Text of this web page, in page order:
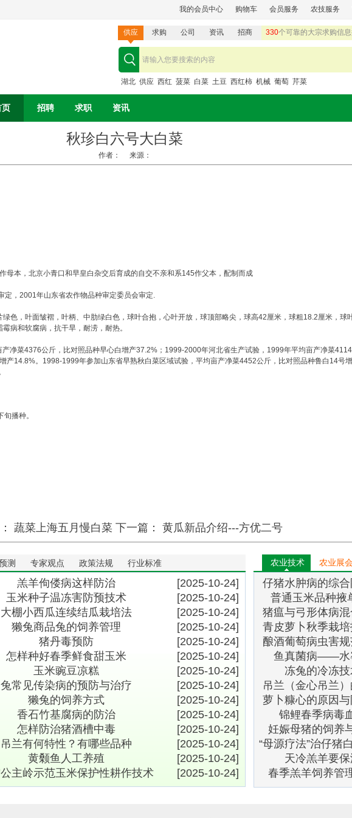
我的会员中心 购物车 会员服务 农技服务
供应 求购 公司 资讯 招商 330个可靠的大宗求购信
湖北 供应 西红 菠菜 白菜 土豆 西红柿 机械 葡萄 芹菜
页 招聘 求职 资讯
秋珍白六号大白菜
作者： 来源：
本，北京小青口和早皇白杂交后育成的自交不亲和系145作父本，配制而成
，2001年山东省农作物品种审定委员会审定.
色，叶面皱褶，叶柄、中肋绿白色，球叶合抱，心叶开放，球顶部略尖，球高42厘米，球粗18.2厘米，球
病和软腐病，抗干旱，耐涝，耐热。
净菜4376公斤，比对照品种早心白增产37.2%；1999-2000年河北省生产试验，1999年平均亩产净菜
产14.8%。1998-1999年参加山东省早熟秋白菜区域试验，平均亩产净菜4452公斤，比对照品种鲁白14号
播种。
蔬菜上海五月慢白菜 下一篇： 黄瓜新品介绍---方优二号
测 专家观点 政策法规 行业标准
[2025-10-24]
羔羊佝偻病这样防治
[2025-10-24]
玉米种子温冻害防预技术
[2025-10-24]
大棚小西瓜连续结瓜栽培法
[2025-10-24]
獭兔商品兔的饲养管理
[2025-10-24]
猪丹毒预防
[2025-10-24]
怎样种好春季鲜食甜玉米
[2025-10-24]
玉米豌豆凉糕
[2025-10-24]
兔常见传染病的预防与治疗
[2025-10-24]
獭兔的饲养方式
[2025-10-24]
香石竹基腐病的防治
[2025-10-24]
怎样防治猪酒槽中毒
[2025-10-24]
吊兰有何特性？有哪些品种
[2025-10-24]
黄颡鱼人工养殖
[2025-10-24]
主岭示范玉米保护性耕作技术
农业技术 农业展
仔猪水肿病的综
施
普通玉米品种掖
猪瘟与弓形体病
诊断
青皮萝卜秋季栽
点
酿酒葡萄病虫害
治技
鱼真菌病――水
冻兔的冷冻
吊兰（金心吊兰
栽培和
萝卜糠心的原因
法
锦鲤春季病毒
妊娠母猪的饲养
“母源疗法”治仔猪
好
天冷羔羊要保
春季羔羊饲养管